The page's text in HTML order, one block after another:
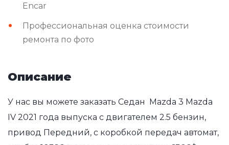
Encar
Профессиональная оценка стоимости
ремонта по фото
Описание
У нас вы можете заказать Седан Mazda 3 Mazda
IV 2021 года выпуска с двигателем 2.5 бензин,
привод Передний, с коробкой передач автомат,